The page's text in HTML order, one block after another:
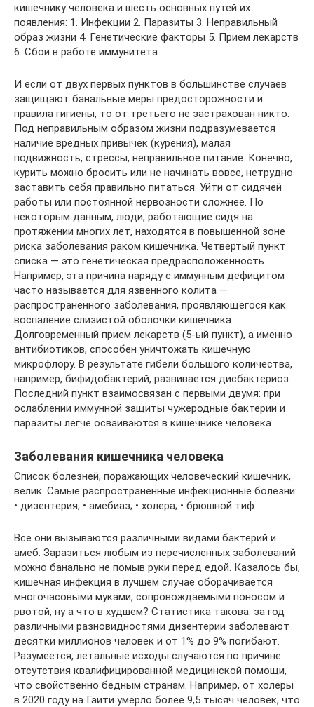
кишечнику человека и шесть основных путей их
появления: 1. Инфекции 2. Паразиты 3. Неправильный
образ жизни 4. Генетические факторы 5. Прием лекарств
6. Сбои в работе иммунитета
И если от двух первых пунктов в большинстве случаев
защищают банальные меры предосторожности и
правила гигиены, то от третьего не застрахован никто.
Под неправильным образом жизни подразумевается
наличие вредных привычек (курения), малая
подвижность, стрессы, неправильное питание. Конечно,
курить можно бросить или не начинать вовсе, нетрудно
заставить себя правильно питаться. Уйти от сидячей
работы или постоянной нервозности сложнее. По
некоторым данным, люди, работающие сидя на
протяжении многих лет, находятся в повышенной зоне
риска заболевания раком кишечника. Четвертый пункт
списка — это генетическая предрасположенность.
Например, эта причина наряду с иммунным дефицитом
часто называется для язвенного колита —
распространенного заболевания, проявляющегося как
воспаление слизистой оболочки кишечника.
Долговременный прием лекарств (5-ый пункт), а именно
антибиотиков, способен уничтожать кишечную
микрофлору. В результате гибели большого количества,
например, бифидобактерий, развивается дисбактериоз.
Последний пункт взаимосвязан с первыми двумя: при
ослаблении иммунной защиты чужеродные бактерии и
паразиты легче осваиваются в кишечнике человека.
Заболевания кишечника человека
Список болезней, поражающих человеческий кишечник,
велик. Самые распространенные инфекционные болезни:
• дизентерия; • амебиаз; • холера; • брюшной тиф.
Все они вызываются различными видами бактерий и
амеб. Заразиться любым из перечисленных заболеваний
можно банально не помыв руки перед едой. Казалось бы,
кишечная инфекция в лучшем случае оборачивается
многочасовыми муками, сопровождаемыми поносом и
рвотой, ну а что в худшем? Статистика такова: за год
различными разновидностями дизентерии заболевают
десятки миллионов человек и от 1% до 9% погибают.
Разумеется, летальные исходы случаются по причине
отсутствия квалифицированной медицинской помощи,
что свойственно бедным странам. Например, от холеры
в 2020 году на Гаити умерло более 9,5 тысяч человек, что